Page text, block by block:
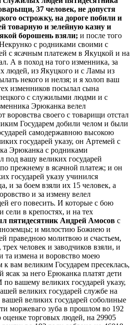
37 человек, не допустя
острожку, на дороге побили и
товарную и зелейную казну и
борошень взяли; и после того
с родниками своими с
с ясачным платежем в Якуцкой и на
А в поход на того изменника, за
людей, из Якуцкого и с Ламы из
некого и нелзя; и я холоп ваш
изменников посылал сына
с служилыми людми и с
Эрюканка велел
воровства своего с товарищи отстал
Государем добили челом и были
самодержавною высокою
государей указу, он Артемей с
Эрюканка с родниками
под вашу великих государей
прежнему в ясачной платеж; и он
государей указу учинился
и за боем взяли их 15 человек, а
и за измену велел
его повесить. И которые с бою
сели в крепостях, и на тех
пятидесятник Андрей Амосов с
и милостию Божиею и
праведною молитвою и счастьем,
человек и заводчиков взяли, и
та измена и воровство моею
вам великим Государем пресеклась,
ясак за него Ерюканка платят дети
вашему великих государей указу,
великих государей службе на
великих государей соболиные
моржеваго зуба в прошлом во 192
оценке торговых людей, на 29905